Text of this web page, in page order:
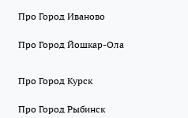
Про Город Иваново
Про Город Йошкар-Ола
Про Город Курск
Про Город Рыбинск